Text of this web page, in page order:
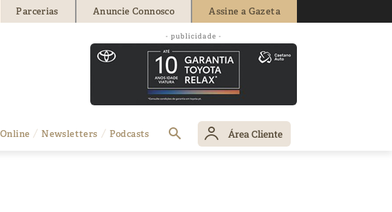
Parcerias Anuncie Connosco Assine a Gazeta
- publicidade -
Newsletters Podcasts Área Cliente